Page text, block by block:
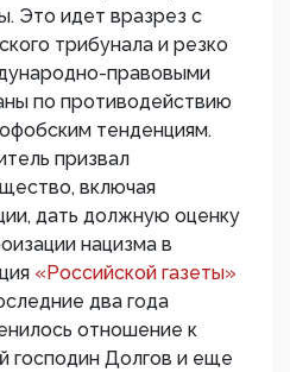
Это идет вразрез с
трибунала и резко
правовыми
по противодействию
тенденциям.
призвал
включая
дать должную оценку
нацизма в
«Российской газеты»
два года
отношение к
господин Долгов и еще